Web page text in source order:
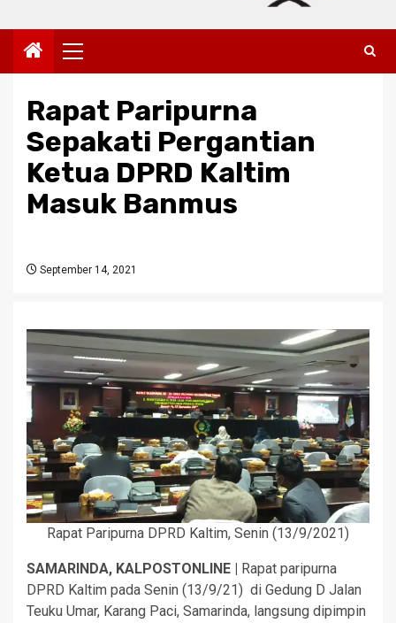
Primary
Menu
Rapat Paripurna
Sepakati Pergantian
Ketua DPRD Kaltim
Masuk Banmus
September 14, 2021
Rapat Paripurna DPRD Kaltim, Senin (13/9/2021)
SAMARINDA, KALPOSTONLINE |
Rapat paripurna
DPRD Kaltim pada Senin (13/9/21) di Gedung D Jalan
Teuku Umar, Karang Paci, Samarinda, langsung dipimpin